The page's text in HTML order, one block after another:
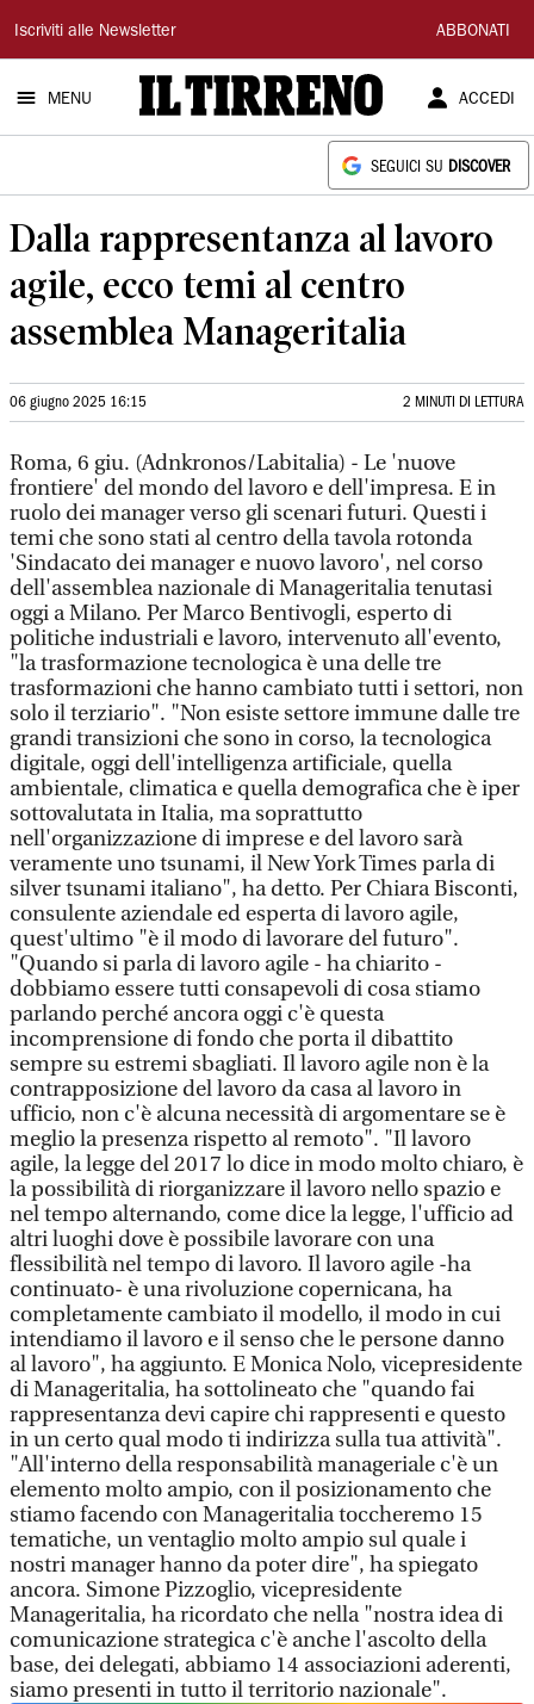
Il
Tirreno
Iscriviti alle Newsletter ABBONATI
MENU ACCEDI
SEGUICI SU DISCOVER
Dalla rappresentanza al lavoro
agile, ecco temi al centro
assemblea Manageritalia
06 giugno 2025 16:15 2 MINUTI DI LETTURA
Roma, 6 giu. (Adnkronos/Labitalia) - Le 'nuove
frontiere' del mondo del lavoro e dell'impresa. E in
ruolo dei manager verso gli scenari futuri. Questi i
temi che sono stati al centro della tavola rotonda
'Sindacato dei manager e nuovo lavoro', nel corso
dell'assemblea nazionale di Manageritalia tenutasi
oggi a Milano. Per Marco Bentivogli, esperto di
politiche industriali e lavoro, intervenuto all'evento,
"la trasformazione tecnologica è una delle tre
trasformazioni che hanno cambiato tutti i settori, non
solo il terziario". "Non esiste settore immune dalle tre
grandi transizioni che sono in corso, la tecnologica
digitale, oggi dell'intelligenza artificiale, quella
ambientale, climatica e quella demografica che è iper
sottovalutata in Italia, ma soprattutto
nell'organizzazione di imprese e del lavoro sarà
veramente uno tsunami, il New York Times parla di
silver tsunami italiano", ha detto. Per Chiara Bisconti,
consulente aziendale ed esperta di lavoro agile,
quest'ultimo "è il modo di lavorare del futuro".
"Quando si parla di lavoro agile - ha chiarito -
dobbiamo essere tutti consapevoli di cosa stiamo
parlando perché ancora oggi c'è questa
incomprensione di fondo che porta il dibattito
sempre su estremi sbagliati. Il lavoro agile non è la
contrapposizione del lavoro da casa al lavoro in
ufficio, non c'è alcuna necessità di argomentare se è
meglio la presenza rispetto al remoto". "Il lavoro
agile, la legge del 2017 lo dice in modo molto chiaro, è
la possibilità di riorganizzare il lavoro nello spazio e
nel tempo alternando, come dice la legge, l'ufficio ad
altri luoghi dove è possibile lavorare con una
flessibilità nel tempo di lavoro. Il lavoro agile -ha
continuato- è una rivoluzione copernicana, ha
completamente cambiato il modello, il modo in cui
intendiamo il lavoro e il senso che le persone danno
al lavoro", ha aggiunto. E Monica Nolo, vicepresidente
di Manageritalia, ha sottolineato che "quando fai
rappresentanza devi capire chi rappresenti e questo
in un certo qual modo ti indirizza sulla tua attività".
"All'interno della responsabilità manageriale c'è un
elemento molto ampio, con il posizionamento che
stiamo facendo con Manageritalia toccheremo 15
tematiche, un ventaglio molto ampio sul quale i
nostri manager hanno da poter dire", ha spiegato
ancora. Simone Pizzoglio, vicepresidente
Manageritalia, ha ricordato che nella "nostra idea di
comunicazione strategica c'è anche l'ascolto della
base, dei delegati, abbiamo 14 associazioni aderenti,
siamo presenti in tutto il territorio nazionale".